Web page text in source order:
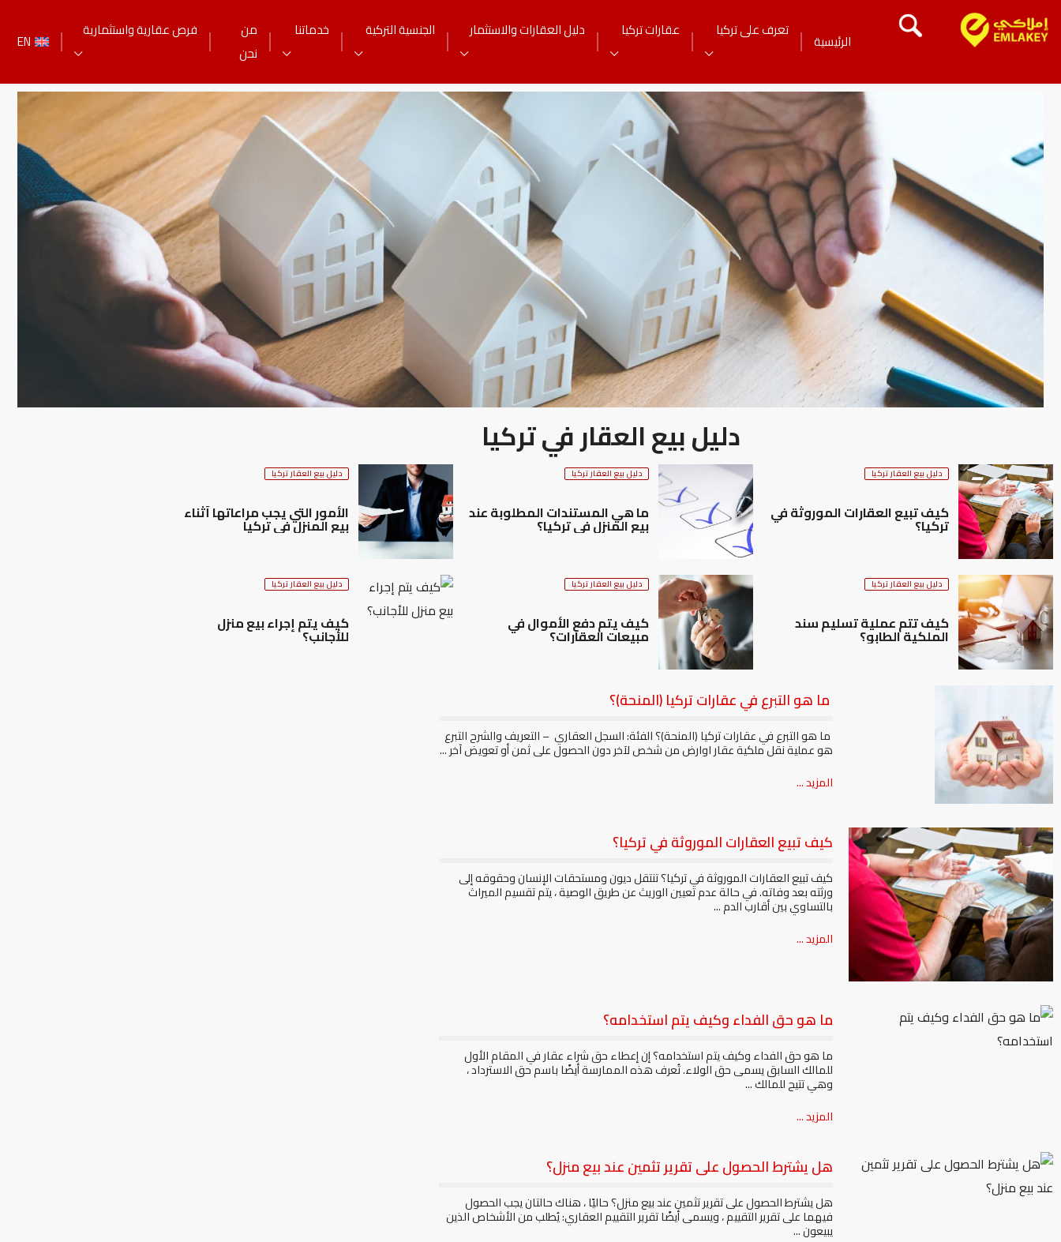
الرئيسية
تعرف على تركيا عقارات تركيا دليل العقارات والاستثمار الجنسية التركية خدماتنا
من
نحن
فرص عقارية واستثمارية
EN
دليل بيع العقار في تركيا
دليل بيع العقار تركيا
كيف تبيع العقارات الموروثة في
تركيا؟
دليل بيع العقار تركيا
ما هي المستندات المطلوبة عند
بيع المنزل في تركيا؟
دليل بيع العقار تركيا
الأمور التي يجب مراعاتها أثناء
بيع المنزل في تركيا
دليل بيع العقار تركيا
كيف تتم عملية تسليم سند
الملكية الطابو؟
دليل بيع العقار تركيا
كيف يتم دفع الأموال في
مبيعات العقارات؟
دليل بيع العقار تركيا
كيف يتم إجراء بيع منزل
للأجانب؟
ما هو التبرع في عقارات تركيا (المنحة)؟
ما هو التبرع في عقارات تركيا (المنحة)؟ الفئة: السجل العقاري – التعريف والشرح التبرع
هو عملية نقل ملكية عقار اوارض من شخص لآخر دون الحصول على ثمن أو تعويض آخر ...
المزيد ...
كيف تبيع العقارات الموروثة في تركيا؟
كيف تبيع العقارات الموروثة في تركيا؟ تنتقل ديون ومستحقات الإنسان وحقوقه إلى
ورثته بعد وفاته. في حالة عدم تعيين الوريث عن طريق الوصية ، يتم تقسيم الميراث
بالتساوي بين أقارب الدم ...
المزيد ...
ما هو حق الفداء وكيف يتم استخدامه؟
ما هو حق الفداء وكيف يتم استخدامه؟ إن إعطاء حق شراء عقار في المقام الأول
للمالك السابق يسمى حق الولاء. تُعرف هذه الممارسة أيضًا باسم حق الاسترداد ،
وهي تتيح للمالك ...
المزيد ...
هل يشترط الحصول على تقرير تثمين عند بيع منزل؟
هل يشترط الحصول على تقرير تثمين عند بيع منزل؟ حاليًا ، هناك حالتان يجب الحصول
فيهما على تقرير التقييم ، ويسمى أيضًا تقرير التقييم العقاري: يُطلب من الأشخاص الذين
يبيعون ...